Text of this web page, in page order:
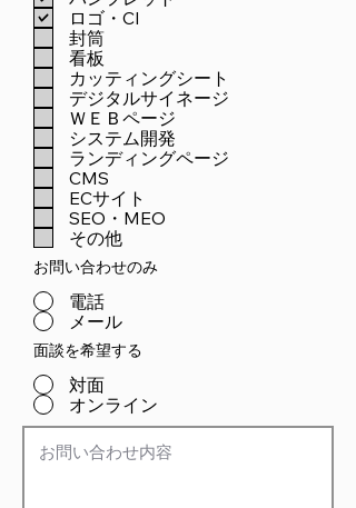
ロゴ・CI
封筒
看板
カッティングシート
デジタルサイネージ
ＷＥＢページ
システム開発
ランディングページ
CMS
ECサイト
SEO・MEO
その他
お問い合わせのみ
電話
メール
面談を希望する
対面
オンライン